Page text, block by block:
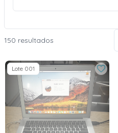
150 resultados
Lote 001